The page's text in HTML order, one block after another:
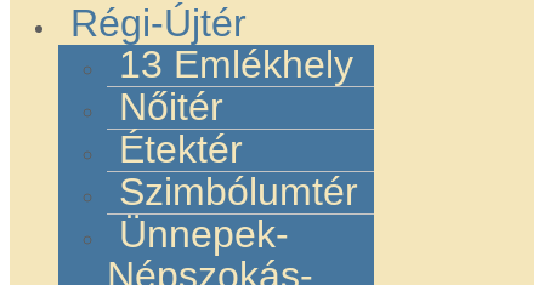
Régi-Újtér
13 Emlékhely
Nőitér
Étektér
Szimbólumtér
Ünnepek-
Népszokás-